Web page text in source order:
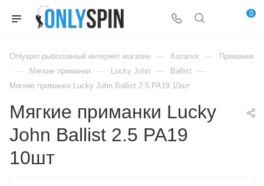
0
Onlyspin рыболовный интернет магазин — Каталог — Приманки
— Мягкие приманки — Lucky John — Ballist —
Мягкие приманки Lucky John Ballist 2.5 PA19 10шт
Мягкие приманки Lucky
John Ballist 2.5 PA19
10шт